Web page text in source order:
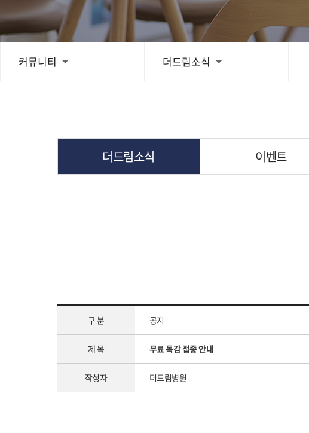
커뮤니티 더드림소식
더드림소식 이벤트
구 분 공지
제 목 무료 독감 접종 안내
작성자 더드림병원
치료후기
스피드예약